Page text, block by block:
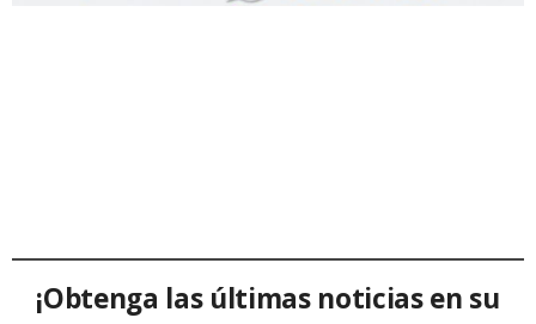
¡Obtenga las últimas noticias en su